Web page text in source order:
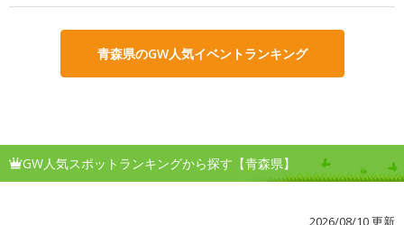
青森県のGW人気イベントランキング
GW人気スポットランキングから探す【青森県】
2026/08/10 更新